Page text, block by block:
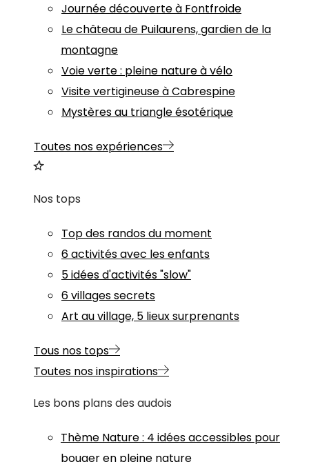
Journée découverte à Fontfroide
Le château de Puilaurens, gardien de la
montagne
Voie verte : pleine nature à vélo
Visite vertigineuse à Cabrespine
Mystères au triangle ésotérique
Toutes nos expériences
Nos tops
Top des randos du moment
6 activités avec les enfants
5 idées d'activités "slow"
6 villages secrets
Art au village, 5 lieux surprenants
Tous nos tops
Toutes nos inspirations
Les bons plans des audois
Thème Nature: 4 idées accessibles pour
bouger en pleine nature